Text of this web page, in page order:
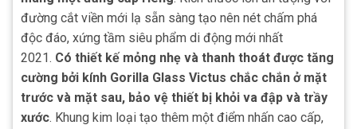
đường cắt viền mới lạ sẵn sàng tạo nên nét chấm phá
độc đáo, xứng tầm siêu phẩm di động mới nhất
2021. Có thiết kế mỏng nhẹ và thanh thoát được tăng
cường bởi kính Gorilla Glass Victus chắc chắn ở mặt
trước và mặt sau, bảo vệ thiết bị khỏi va đập và trầy
xước. Khung kim loại tạo thêm một điểm nhấn cao cấp,